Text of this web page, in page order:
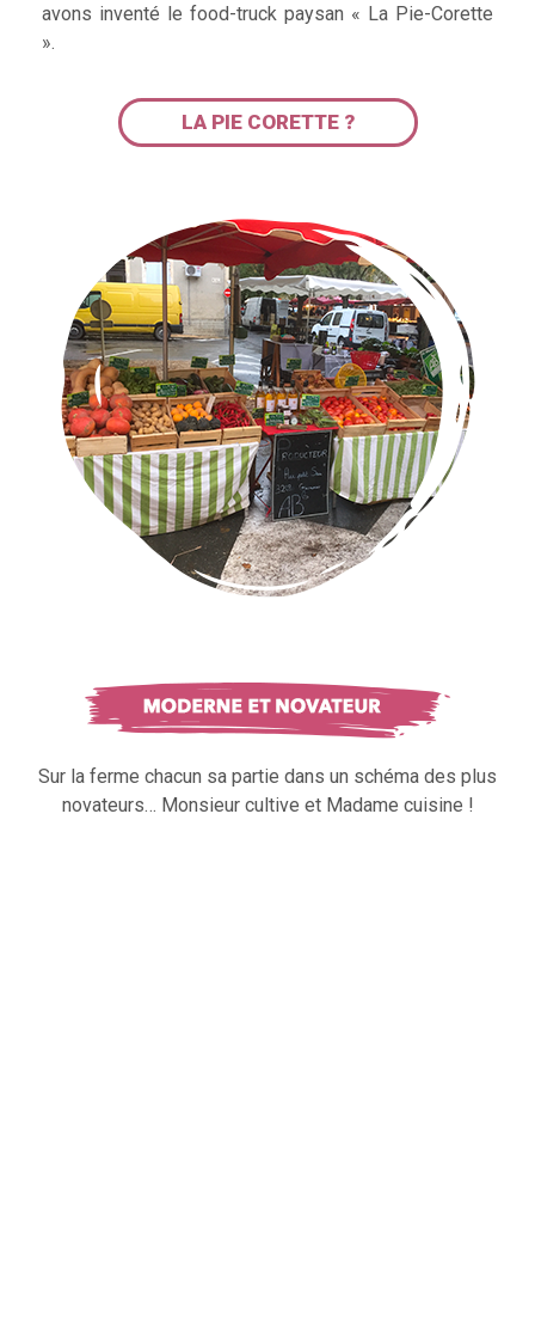
avons inventé le food-truck paysan « La Pie-Corette
».
LA PIE CORETTE ?
Sur la ferme chacun sa partie dans un schéma des plus
novateurs… Monsieur cultive et Madame cuisine !